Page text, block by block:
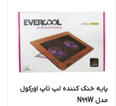
پایه خنک کننده لپ تاپ اورکول
مدل N99W